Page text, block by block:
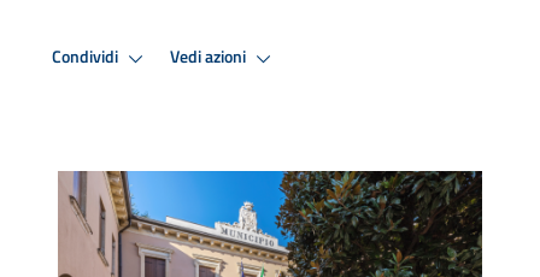
Condividi Vedi azioni